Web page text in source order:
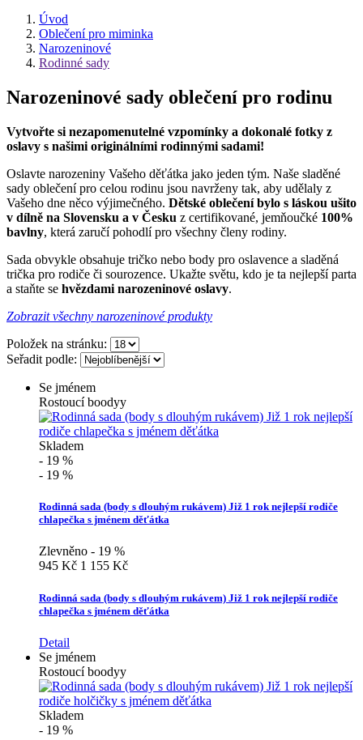
Úvod
Oblečení pro miminka
Narozeninové
Rodinné sady
Narozeninové sady oblečení pro rodinu
Vytvořte si nezapomenutelné vzpomínky a dokonalé fotky z
oslavy s našimi originálními rodinnými sadami!
Oslavte narozeniny Vašeho děťátka jako jeden tým. Naše sladěné
sady oblečení pro celou rodinu jsou navrženy tak, aby udělaly z
Vašeho dne něco výjimečného. Dětské oblečení bylo s láskou ušito
v dílně na Slovensku a v Česku z certifikované, jemňoučké 100%
bavlny, která zaručí pohodlí pro všechny členy rodiny.
Sada obvykle obsahuje tričko nebo body pro oslavence a sladěná
trička pro rodiče či sourozence. Ukažte světu, kdo je ta nejlepší parta
a staňte se hvězdami narozeninové oslavy.
Zobrazit všechny narozeninové produkty
Položek na stránku:
Seřadit podle:
Se jménem
Rostoucí boodyy
Skladem
- 19 %
- 19 %
Rodinná sada (body s dlouhým rukávem) Již 1 rok nejlepší rodiče
chlapečka s jménem děťátka
Zlevněno - 19 %
945 Kč 1 155 Kč
Rodinná sada (body s dlouhým rukávem) Již 1 rok nejlepší rodiče
chlapečka s jménem děťátka
Detail
Se jménem
Rostoucí boodyy
Skladem
- 19 %